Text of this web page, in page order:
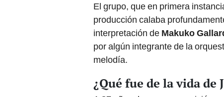
El grupo, que en primera
producción calaba
interpretación de Makuko
por algún integrante de la
melodía.
¿Qué fue de la vida de